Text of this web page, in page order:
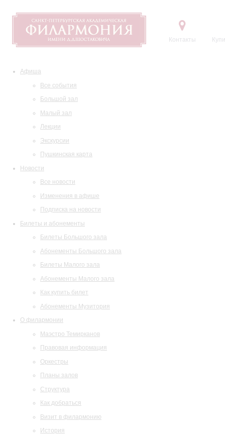
Контакты
Афиша
Все события
Большой зал
Малый зал
Лекции
Экскурсии
Пушкинская карта
Новости
Все новости
Изменения в афише
Подписка на новости
Билеты и абонементы
Билеты Большого зала
Абонементы Большого зала
Билеты Малого зала
Абонементы Малого зала
Как купить билет
Абонементы Музитория
О филармонии
Маэстро Темирканов
Правовая информация
Оркестры
Планы залов
Структура
Как добраться
Визит в филармонию
История